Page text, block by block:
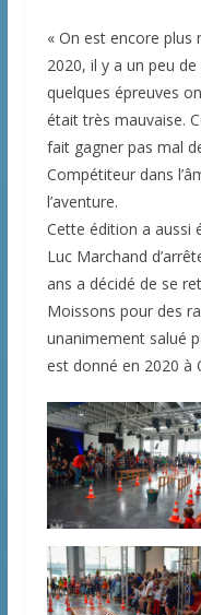
« On est encore
2020, il y a un peu
quelques épreuves
était très mauvaise.
fait gagner pas mal
Compétiteur dans
l’aventure.
Cette édition a aussi
Luc Marchand
ans a décidé de se
Moissons pour des
unanimement salué
est donné en 2020 à